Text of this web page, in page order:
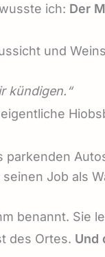
ich: Der
und
kündigen.“
Job als
benannt. Sie
des Ortes. Und